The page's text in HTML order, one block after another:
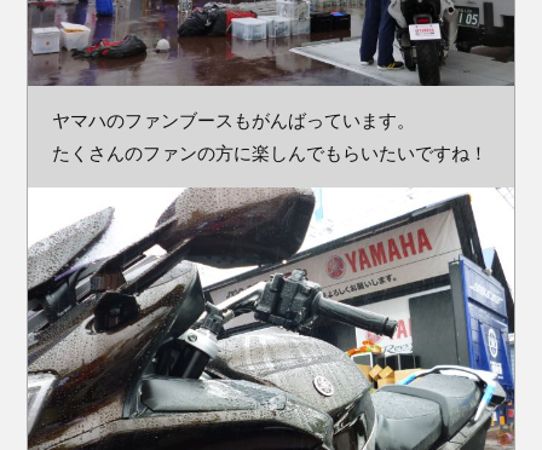
ヤマハのファンブースもがんばっています。
たくさんのファンの方に楽しんでもらいたいですね！